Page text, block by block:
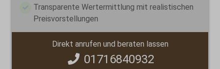
Transparente Wertermittlung mit realistischen
Preisvorstellungen
Direkt anrufen und beraten lassen
01716840932